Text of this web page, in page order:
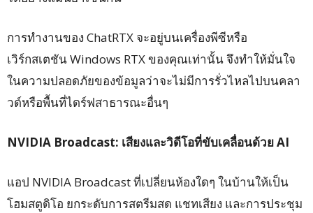
การทำงานของ ChatRTX จะอยู่บนเครื่องพีซีหรือ
เวิร์กสเตชัน Windows RTX ของคุณเท่านั้น จึงทำให้มั่นใจ
ในความปลอดภัยของข้อมูลว่าจะไม่มีการรั่วไหลไปบนคลา
วด์หรือพื้นที่ไดร์ฟสาธารณะอื่นๆ
NVIDIA Broadcast: เสียงและวิดีโอที่ขับเคลื่อนด้วยAI
แอป NVIDIA Broadcast ที่เปลี่ยนห้องใดๆ ในบ้านให้เป็น
โฮมสตูดิโอ ยกระดับการสตรีมสด แชทเสียง และการประชุม